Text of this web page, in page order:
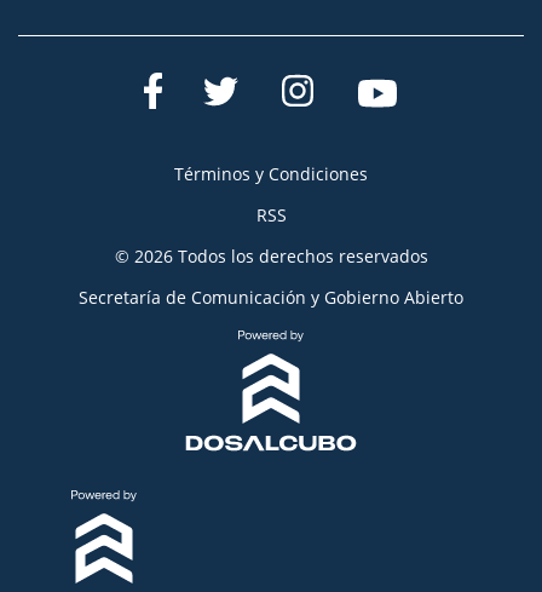
Términos y Condiciones
RSS
© 2026 Todos los derechos reservados
Secretaría de Comunicación y Gobierno Abierto